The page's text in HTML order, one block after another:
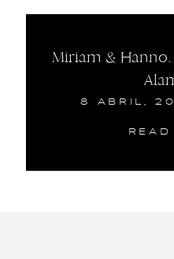
Miriam &
8 ABRIL,
READ